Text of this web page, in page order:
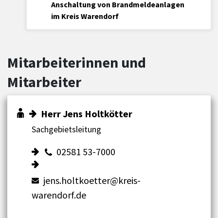
Anschaltung von Brandmeldeanlagen
im Kreis Warendorf
Mitarbeiterinnen und
Mitarbeiter
Herr Jens Holtkötter
Sachgebietsleitung
02581 53-7000
jens.holtkoetter@kreis-
warendorf.de